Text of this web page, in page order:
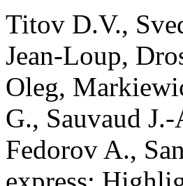
Titov D.V.,
Jean-Loup,
Oleg,
G., Sauvaud J.-
Fedorov A.,